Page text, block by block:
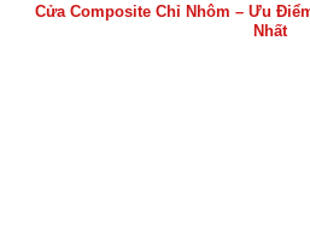
Cửa Composite Chỉ Nhôm – Ưu
Nhất